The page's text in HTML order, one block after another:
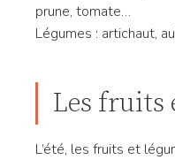
prune, tomate…
Légumes : artichaut,
Les fruits
L’été, les fruits et